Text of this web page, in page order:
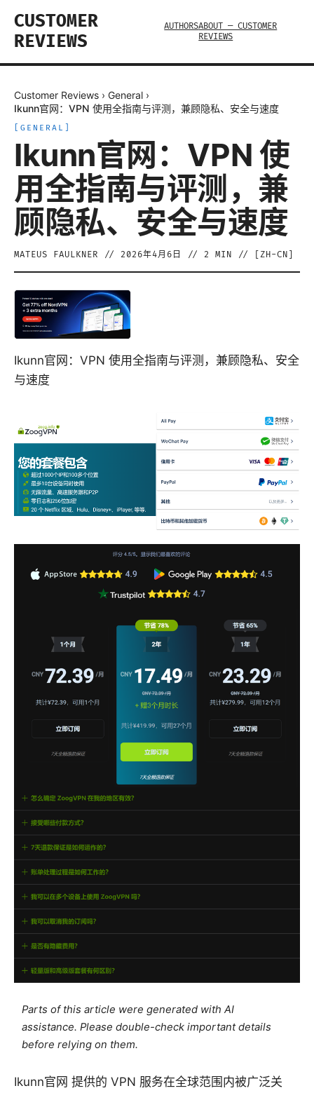
CUSTOMER
REVIEWS
AUTHORSABOUT — CUSTOMER
REVIEWS
Customer Reviews › General ›
Ikunn官网：VPN 使用全指南与评测，兼顾隐私、安全与速度
GENERAL
Ikunn官网：VPN 使
用全指南与评测，兼
顾隐私、安全与速度
MATEUS FAULKNER // 2026年4月6日 // 2 MIN // [ ZH-CN
Ikunn官网：VPN 使用全指南与评测，兼顾隐私、安全
与速度
Parts of this article were generated with AI
assistance. Please double-check important details
before relying on them.
Ikunn官网 提供的 VPN 服务在全球范围内被广泛关